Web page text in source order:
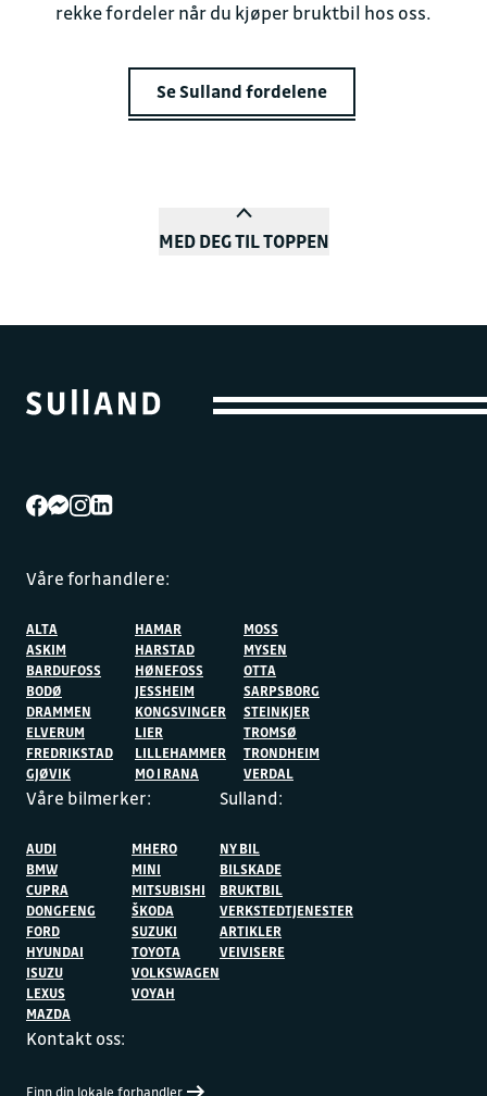
rekke fordeler når du kjøper bruktbil hos oss.
Se Sulland fordelene
MED DEG TIL TOPPEN
Våre forhandlere:
ALTA
ASKIM
BARDUFOSS
BODØ
DRAMMEN
ELVERUM
FREDRIKSTAD
GJØVIK
HAMAR
HARSTAD
HØNEFOSS
JESSHEIM
KONGSVINGER
LIER
LILLEHAMMER
MO I RANA
MOSS
MYSEN
OTTA
SARPSBORG
STEINKJER
TROMSØ
TRONDHEIM
VERDAL
Våre bilmerker:
AUDI
BMW
CUPRA
DONGFENG
FORD
HYUNDAI
ISUZU
LEXUS
MAZDA
MHERO
MINI
MITSUBISHI
ŠKODA
SUZUKI
TOYOTA
VOLKSWAGEN
VOYAH
Sulland:
NY BIL
BILSKADE
BRUKTBIL
VERKSTEDTJENESTER
ARTIKLER
VEIVISERE
Kontakt oss:
Finn din lokale forhandler